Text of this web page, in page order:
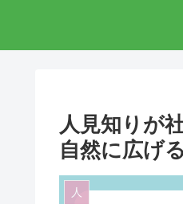
人見知りが
自然に広げ
人